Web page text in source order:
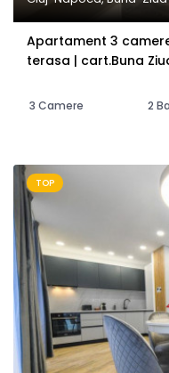
Apartament 3
terasa | cart.Buna
3 Camere 2
TOP